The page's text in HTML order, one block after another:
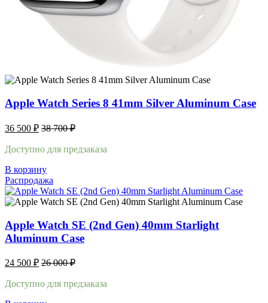
Apple Watch Series 8 41mm Silver Aluminum Case
36 500 ₽ 38 700₽
Доступно для предзаказа
В корзину
Распродажа
Apple Watch SE (2nd Gen) 40mm Starlight
Aluminum Case
24 500 ₽ 26 000₽
Доступно для предзаказа